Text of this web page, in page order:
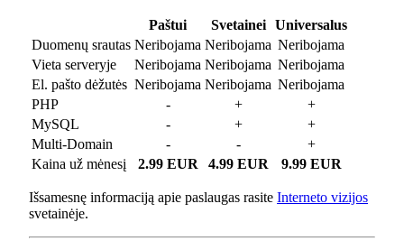
Paštui Svetainei
Universalus
Duomenų srautas Neribojama Neribojama Neribojama
Vieta serveryje
Neribojama Neribojama Neribojama
El. pašto dėžutės Neribojama Neribojama Neribojama
PHP
- +
+
MySQL
- +
+
Multi-Domain
- -
+
Kaina už mėnesį
2.99 EUR 4.99 EUR 9.99 EUR
Išsamesnę informaciją apie paslaugas rasite Interneto vizijos
svetainėje.